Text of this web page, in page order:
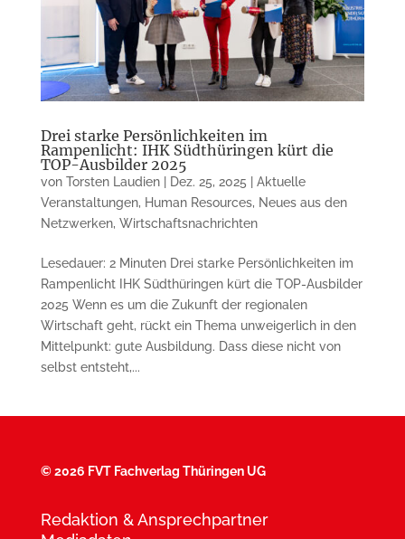
Drei starke Persönlichkeiten im
Rampenlicht: IHK Südthüringen kürt die
TOP-Ausbilder 2025
von Torsten Laudien| Dez. 25, 2025
Aktuelle
Veranstaltungen, Human Resources, Neues aus den
Netzwerken, Wirtschaftsnachrichten
Lesedauer: 2 Minuten Drei starke Persönlichkeiten im
Rampenlicht IHK Südthüringen kürt die TOP-Ausbilder
2025 Wenn es um die Zukunft der regionalen
Wirtschaft geht, rückt ein Thema unweigerlich in den
Mittelpunkt: gute Ausbildung. Dass diese nicht von
selbst entsteht,...
©2026 FVT Fachverlag Thüringen UG
Redaktion & Ansprechpartner